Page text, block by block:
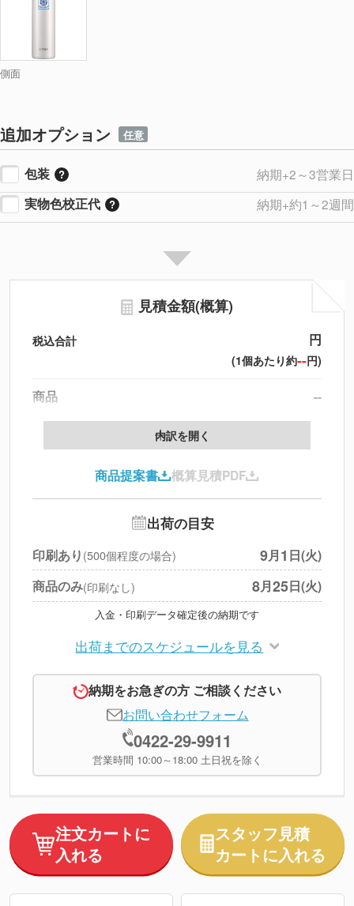
側面
追加オプション 任意
包装
納期+2～3営業日
実物色校正代
納期+約1～2週間
見積金額(概算)
税込合計 円
(1個あたり約--円)
商品
--
製版代
印刷代
北海道・沖縄・離島 別途
円
※上記小計は税別です
内訳を開く
商品提案書 概算見積PDF
出荷の目安
印刷あり (500個程度の場合) 9月1 日(火)
商品のみ(印刷なし) 8月25日(火)
入金・印刷データ確定後の納期です
出荷までのスケジュールを見る
納期をお急ぎの方 ご相談ください
お問い合わせフォーム
0422-29-9911
営業時間 10:00～18:00 土日祝を除く
注文カートに
入れる
スタッフ見積
カートに入れる